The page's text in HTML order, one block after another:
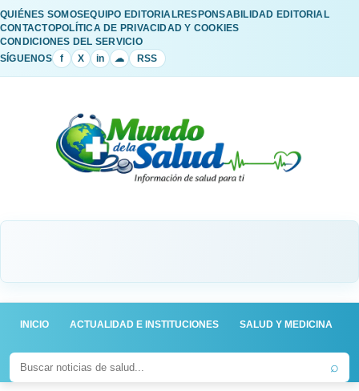
QUIÉNES SOMOSEQUIPO EDITORIALRESPONSABILIDAD EDITORIAL
CONTACTOPOLÍTICA DE PRIVACIDAD Y COOKIES
CONDICIONES DEL SERVICIO
SÍGUENOS
f X in ☁ RSS
INICIO ACTUALIDAD E INSTITUCIONES SALUD Y MEDICINA
⌕